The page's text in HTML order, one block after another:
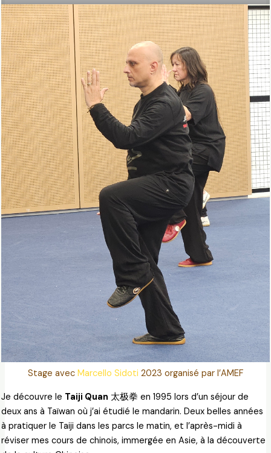
Stage avec Marcello Sidoti 2023 organisé par l’AMEF
Je découvre le Taiji Quan 太极拳 en 1995 lors d’un séjour de
deux ans à Taïwan où j’ai étudié le mandarin. Deux belles années
à pratiquer le Taiji dans les parcs le matin, et l’après-midi à
réviser mes cours de chinois, immergée en Asie, à la découverte